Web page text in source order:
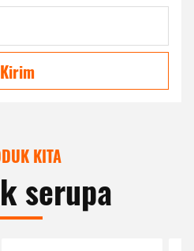
Kirim
KITA
serupa